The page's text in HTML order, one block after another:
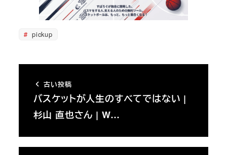
pickup
古い投稿
バスケットが人生のすべてではない |
杉山 直也さん | W…